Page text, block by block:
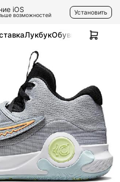
iOS
возможностей Установить
ЛукбукОбувь Одежда